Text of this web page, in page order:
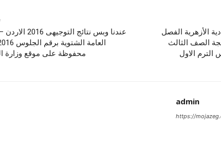
عندنا وبس نتائج
محفوظة على موقع وزارة
الأزهرية الفصل
الأول 2015-2016 نتيجة الصف الثالث
الترم الاول
admin
https://